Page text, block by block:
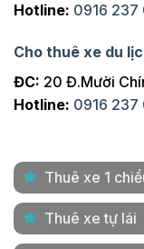
Hotline: 0916 237
Cho thuê xe du
ĐC: 20 Đ.Mười
Hotline: 0916 237
Thuê xe 1
Thuê xe tự lái